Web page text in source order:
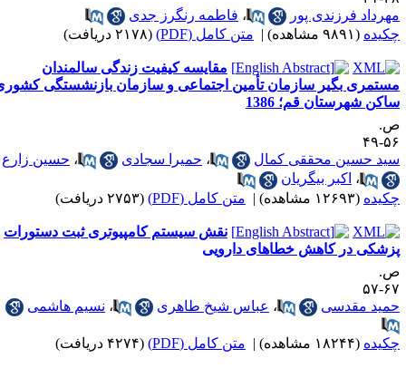
فرزندی پور
،فاطمه رنگرز جدی
(۹۸۹۱ مشاهده) | متن کامل (PDF) (۲۱۷۸ دریافت)
مقایسه کیفیت زندگی سالمندان
بگیر سازمان تأمین اجتماعی و سازمان بازنشستگی کشوری
شهرستان قم؛ 1386
۴۹
حسین محققی کمال
،حمیرا سجادی ،حسین زارع
،اکبر بیگریان
(۱۲۶۹۳ مشاهده) | متن کامل (PDF) (۲۷۵۳ دریافت)
نقش سیستم کامپیوتری ثبت دستورات
در کاهش خطاهای دارویی
۵۷
مقدسی
،عباس شیخ طاهری ،نسیم هاشمی
(۱۸۲۴۴ مشاهده) | متن کامل (PDF) (۴۲۷۴ دریافت)